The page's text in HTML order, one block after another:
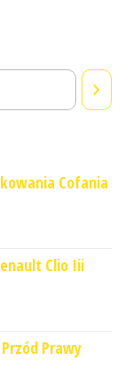
Cofania
Clio Iii
Prawy